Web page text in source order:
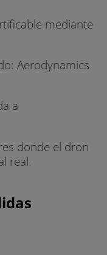
mediante
Aerodynamics
a
donde el dron
real.